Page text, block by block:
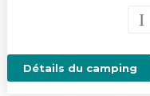
Détails du camping